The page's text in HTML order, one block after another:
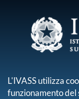
sei qui:
Regolamento n. 49
L'IVASS utilizza
funzionamento del